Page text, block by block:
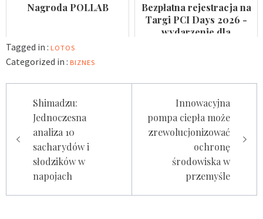
Nagroda POLLAB
Bezpłatna rejestracja na
Targi PCI Days 2026 -
wydarzenie dla
Tagged in : LOTOS
Categorized in : BIZNES
Nawigacja
wpisu
Shimadzu:
Jednoczesna
analiza 10
sacharydów i
słodzików w
napojach
Innowacyjna
pompa ciepła może
zrewolucjonizować
ochronę
środowiska w
przemyśle